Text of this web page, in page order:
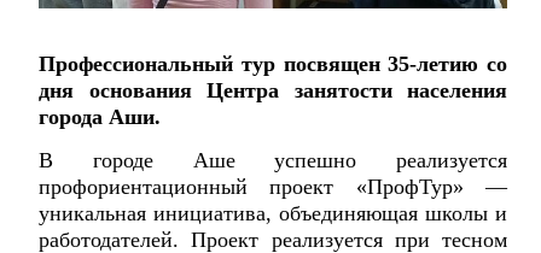
Профессиональный тур посвящен 35-летию со
дня основания Центра занятости населения
города Аши.
В городе Аше успешно реализуется
профориентационный проект «ПрофТур» —
уникальная инициатива, объединяющая школы и
работодателей. Проект реализуется при тесном